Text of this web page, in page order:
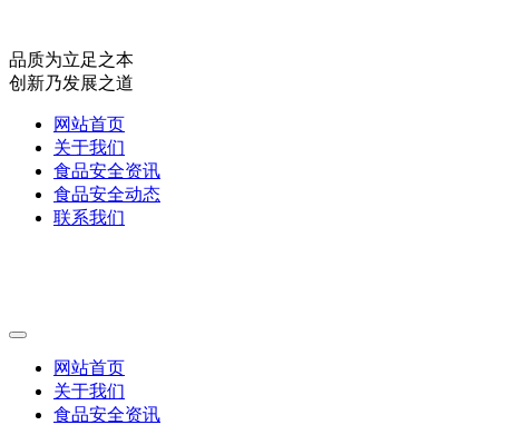
品质为立足之本
创新乃发展之道
网站首页
关于我们
食品安全资讯
食品安全动态
联系我们
网站首页
关于我们
食品安全资讯